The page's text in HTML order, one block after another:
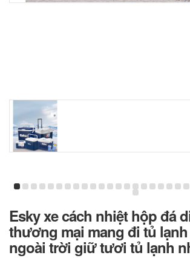
Esky xe cách nhiệt hộp đá
thương mại mang đi tủ
ngoài trời giữ tươi tủ lạnh